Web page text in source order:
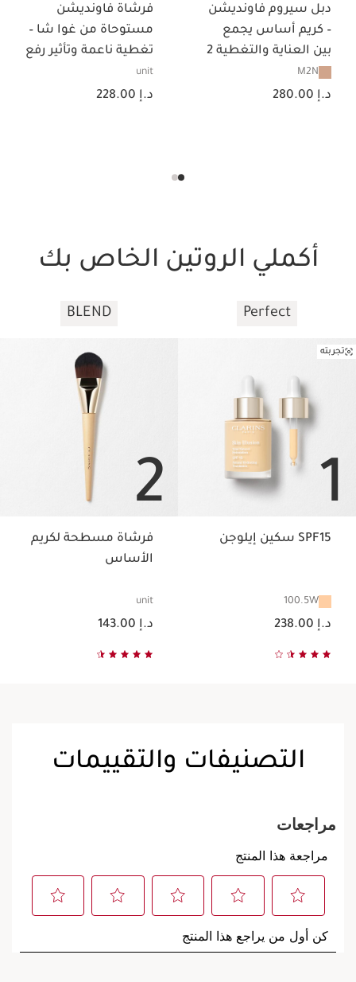
دبل سيروم فاونديشن
– كريم أساس يجمع
بين العناية والتغطية 2
في 1M2N
السعر الحالي هو د.إ 280.00
د.إ 280.00
فرشاة فاونديشن
مستوحاة من غوا شا –
تغطية ناعمة وتأثير رفع
unit
السعر الحالي هو د.إ 228.00
د.إ 228.00
أكملي الروتين الخاص بك
Perfect
1
تجربته
SPF15 سكين إيلوجن
100.5W
السعر الحالي هو د.إ 238.00
د.إ 238.00
BLEND
2
فرشاة مسطحة لكريم
الأساس
unit
السعر الحالي هو د.إ 143.00
د.إ 143.00
التصنيفات والتقييمات